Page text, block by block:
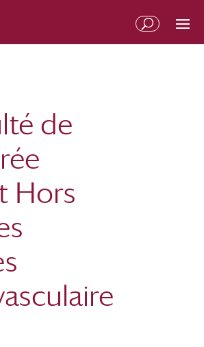
de
Hors